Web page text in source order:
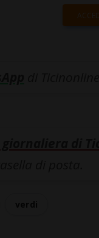
ACCEDI